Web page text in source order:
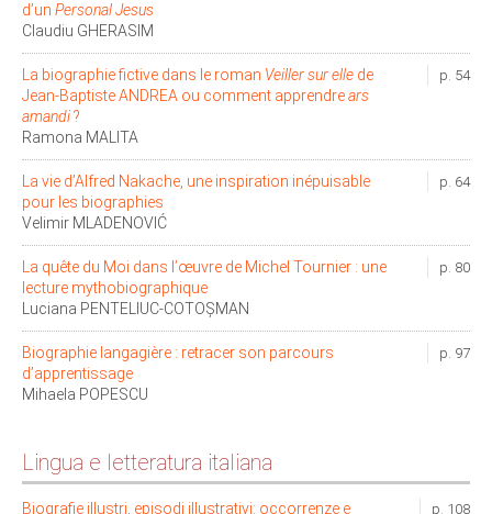
d’un Personal Jesus
Claudiu GHERASIM
p. 54
La biographie fictive dans le roman Veiller sur elle de
Jean-Baptiste ANDREA ou comment apprendrears
amandi?
Ramona MALITA
p. 64
La vie d’Alfred Nakache, une inspiration inépuisable
pour les biographies
Velimir MLADENOVIĆ
p. 80
La quête du Moi dans l’œuvre de Michel Tournier : une
lecture mythobiographique
Luciana PENTELIUC-COTOŞMAN
p. 97
Biographie langagière : retracer son parcours
d’apprentissage
Mihaela POPESCU
Lingua e letteratura italiana
p. 108
Biografie illustri, episodi illustrativi: occorrenze e